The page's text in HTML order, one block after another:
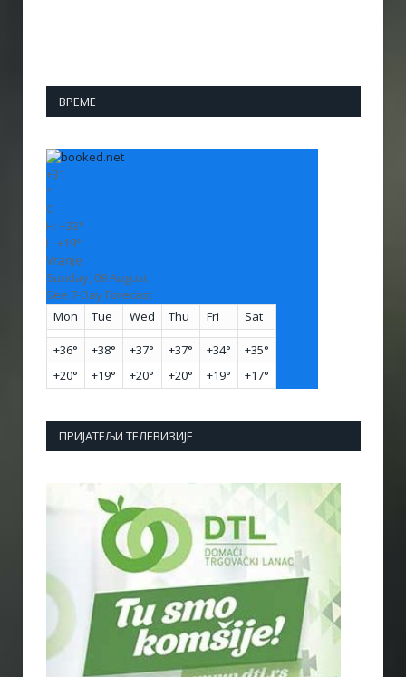
ВРЕМЕ
+31
°
C
H: +33°
L: +19°
Vranje
Sunday, 09 August
See 7-Day Forecast
Mon
Tue Wed Thu Fri Sat
+36° +38° +37° +37° +34° +35°
+20° +19° +20° +20° +19° +17°
ПРИЈАТЕЉИ ТЕЛЕВИЗИЈЕ